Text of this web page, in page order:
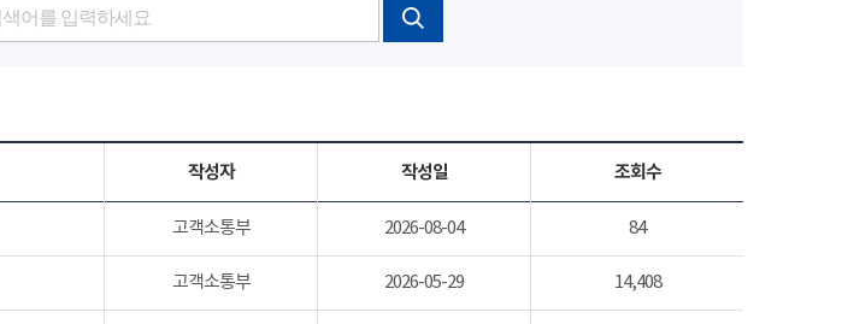
작성자 작성일 조회수
고객소통부 2026-08-04 84
고객소통부 2026-05-29 14,408